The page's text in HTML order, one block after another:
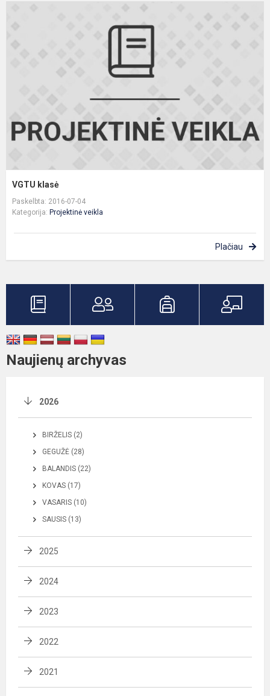
VGTU klasė
Paskelbta: 2016-07-04
Kategorija: Projektinė veikla
Plačiau
Naujienų archyvas
2026
BIRŽELIS (2)
GEGUŽĖ (28)
BALANDIS (22)
KOVAS (17)
VASARIS (10)
SAUSIS (13)
2025
2024
2023
2022
2021